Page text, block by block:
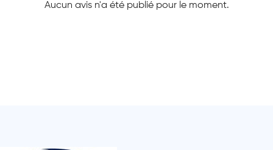
Aucun avis n'a été publié pour le moment.